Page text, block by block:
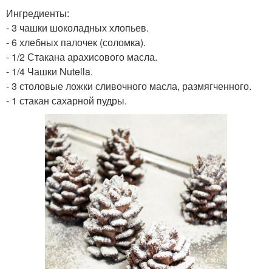
Ингредиенты:
- 3 чашки шоколадных хлопьев.
- 6 хлебных палочек (соломка).
- 1/2 Стакана арахисового масла.
- 1/4 Чашки Nutella.
- 3 столовые ложки сливочного масла, размягченного.
- 1 стакан сахарной пудры.